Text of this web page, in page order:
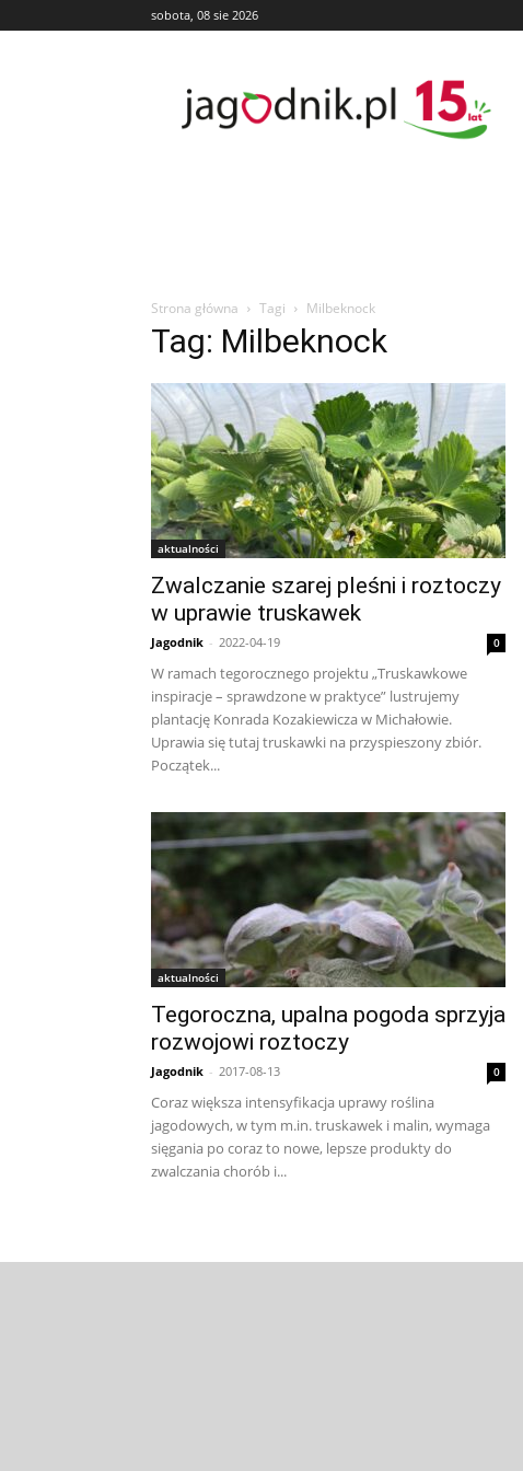
sobota, 08 sie 2026
Strona główna Tagi Milbeknock
Tag: Milbeknock
aktualności
Zwalczanie szarej pleśni i roztoczy
w uprawie truskawek
Jagodnik - 2022-04-19 0
W ramach tegorocznego projektu „Truskawkowe
inspiracje – sprawdzone w praktyce” lustrujemy
plantację Konrada Kozakiewicza w Michałowie.
Uprawia się tutaj truskawki na przyspieszony zbiór.
Początek...
aktualności
Tegoroczna, upalna pogoda sprzyja
rozwojowi roztoczy
Jagodnik - 2017-08-13 0
Coraz większa intensyfikacja uprawy roślina
jagodowych, w tym m.in. truskawek i malin, wymaga
sięgania po coraz to nowe, lepsze produkty do
zwalczania chorób i...